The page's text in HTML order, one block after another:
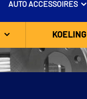
AUTO ACCESSOIRES
KOELING